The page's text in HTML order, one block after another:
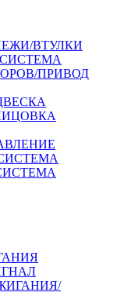
ВТУЛКИ
ПРИВОД